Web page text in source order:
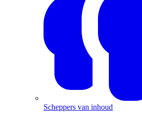
Scheppers van inhoud